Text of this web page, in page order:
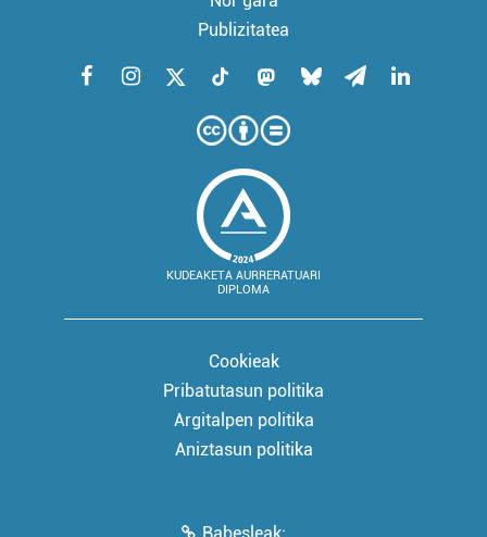
Publizitatea
KUDEAKETA AURRERATUARI
DIPLOMA
Cookieak
Pribatutasun politika
Argitalpen politika
Aniztasun politika